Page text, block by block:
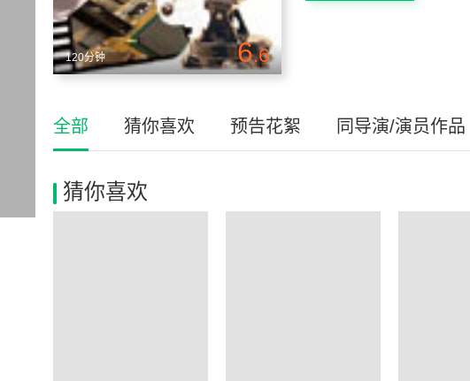
120分钟 6.6
全部 猜你喜欢 预告花絮 同导演/演员作品
猜你喜欢